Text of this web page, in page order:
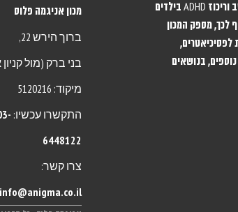
מכון אניגמה מתמחה באבחון וטיפול בהפרעות קשב וריכוז ADHD בילדים
לכך, מספק המכון
לפסיכיאטרים,
בנושאים
מכון אניגמה פלוס
ברוך הירש 22,
בני ברק (מול קניון
מיקוד: 5120216
התקשרו עכשיו:
6448122
צרו קשר:
info@anigma.co.il